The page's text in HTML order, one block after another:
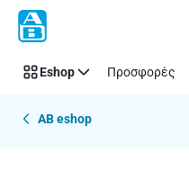
Παράλειψη
Eshop Προσφορές
AB eshop